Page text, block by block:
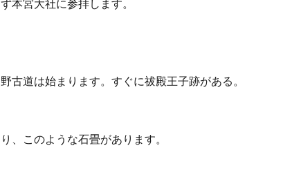
本宮大社に参拝します。
古道は始まります。すぐに祓殿王子跡がある。
、このような石畳があります。